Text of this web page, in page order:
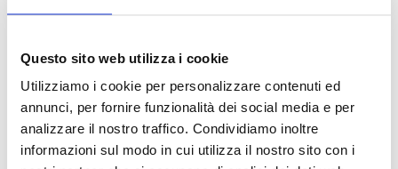
Questo sito web utilizza i cookie
Utilizziamo i cookie per personalizzare contenuti ed
annunci, per fornire funzionalità dei social media e per
analizzare il nostro traffico. Condividiamo inoltre
informazioni sul modo in cui utilizza il nostro sito con i
MAGNIFICA HUMANITAS (l’impatto
1 Luglio 2026